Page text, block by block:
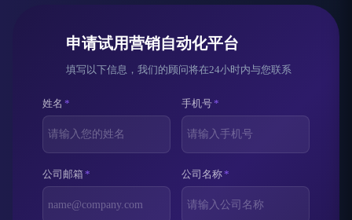
申请试用营销自动化平台
填写以下信息，我们的顾问将在24小时内与您联系
姓名 * 手机号*
公司邮箱* 公司名称*